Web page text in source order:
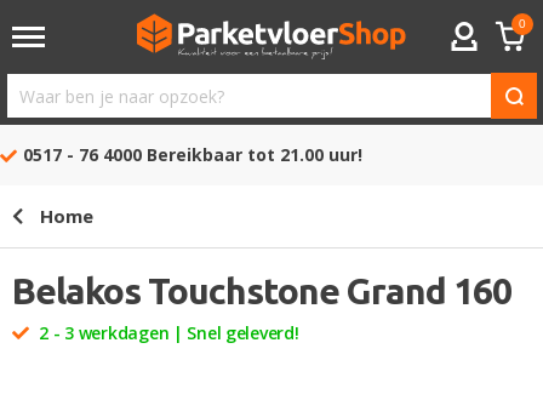
ACCOUNT
0
Waar
ben
opzoek?
0517 - 76 4000 Bereikbaar tot 21.00 uur!
Home
Belakos Touchstone Grand 160
2 - 3 werkdagen | Snel geleverd!